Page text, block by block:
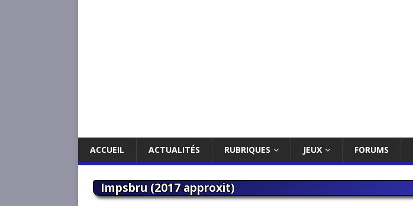
ACCUEIL ACTUALITÉS RUBRIQUES JEUX FORUMS
Impsbru (2017 approxit)